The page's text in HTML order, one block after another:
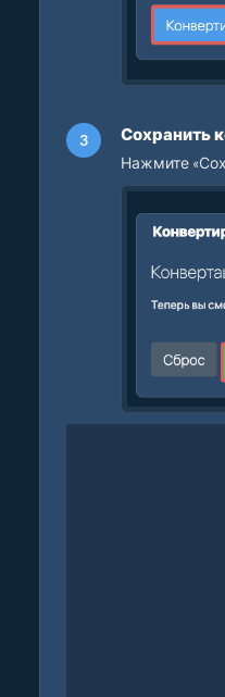
Сохранить
Нажмите